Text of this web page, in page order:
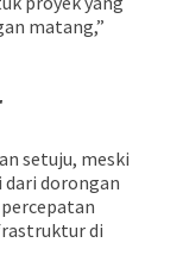
matang,”
setuju, meski
dorongan
di